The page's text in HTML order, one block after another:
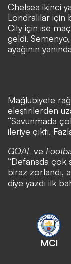
Chelsea ikinci
Londralılar için
City için ise
geldi. Semenyo,
ayağının
Mağlubiyete
eleştirilerden
“Savunmada
ileriye çıktı.
GOAL ve
“Defansda çok
biraz zorlandı,
diye yazdı ilk
MCI